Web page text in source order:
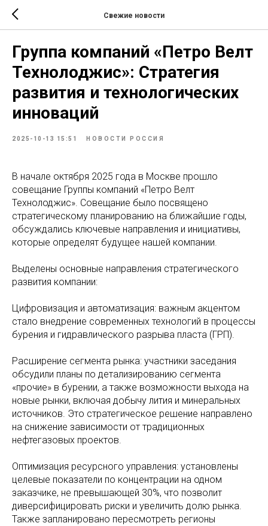
Свежие новости
Группа компаний «Петро Велт
Технолоджис»: Стратегия
развития и технологических
инноваций
2025-10-13 15:51 НОВОСТИ РОССИЯ
В начале октября 2025 года в Москве прошло
совещание Группы компаний «Петро Велт
Технолоджис». Совещание было посвящено
стратегическому планированию на ближайшие годы,
обсуждались ключевые направления и инициативы,
которые определят будущее нашей компании.
Выделены основные направления стратегического
развития компании:
Цифровизация и автоматизация: важным акцентом
стало внедрение современных технологий в процессы
бурения и гидравлического разрыва пласта (ГРП).
Расширение сегмента рынка: участники заседания
обсудили планы по детализированию сегмента
«прочие» в бурении, а также возможности выхода на
новые рынки, включая добычу лития и минеральных
источников. Это стратегическое решение направлено
на снижение зависимости от традиционных
нефтегазовых проектов.
Оптимизация ресурсного управления: установлены
целевые показатели по концентрации на одном
заказчике, не превышающей 30%, что позволит
диверсифицировать риски и увеличить долю рынка.
Также запланировано пересмотреть регионы